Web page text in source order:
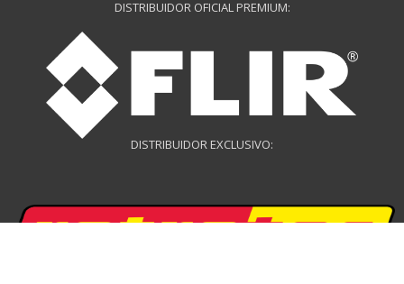
DISTRIBUIDOR OFICIAL PREMIUM:
DISTRIBUIDOR EXCLUSIVO: